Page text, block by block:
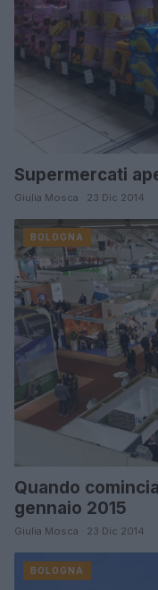
Supermercati
Giulia Mosca · 23 Dic 2014
BOLOGNA
Quando
gennaio 2015
Giulia Mosca · 23 Dic 2014
BOLOGNA